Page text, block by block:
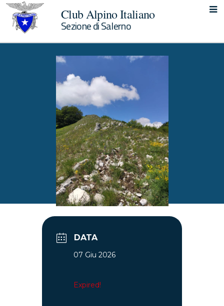
Club Alpino Italiano
Sezione di Salerno
DATA
07 Giu 2026
Expired!